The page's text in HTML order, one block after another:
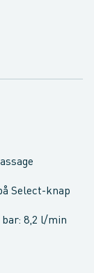
Select-knap
8,2 l/min